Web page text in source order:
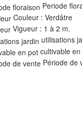
Periode
Couleur : Verdâtre
Vigueur : 1 à 2 m.
utilisations
cultivable en
Période de